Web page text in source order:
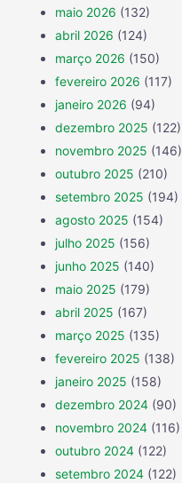
maio 2026 (132)
abril 2026 (124)
março 2026 (150)
fevereiro 2026 (117)
janeiro 2026 (94)
dezembro 2025 (122)
novembro 2025 (146)
outubro 2025 (210)
setembro 2025 (194)
agosto 2025 (154)
julho 2025 (156)
junho 2025 (140)
maio 2025 (179)
abril 2025 (167)
março 2025 (135)
fevereiro 2025 (138)
janeiro 2025 (158)
dezembro 2024 (90)
novembro 2024 (116)
outubro 2024 (122)
setembro 2024 (122)